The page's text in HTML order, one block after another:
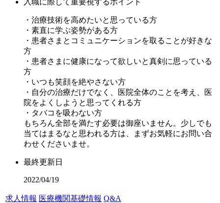
・治療技術を高めたいと思っている方
・素直に学ぶ姿勢がある方
・患者さまとコミュニケーションを取ることが好きな
方
・患者さまに健康になって欲しいと真剣に思っている
方
・いつも笑顔を絶やさない方
・自分の治療だけでなく、医院全体のことを考え、医
院をよくしようと思ってくれる方
・タバコを吸わない方
もちろん全部を満たす必要は御座いません。少しでも
当てはまるなと思われる方は、まずお気軽にお問い合
わせくださいませ。
最終更新日
2022/04/19
求人情報 医療機関基礎情報 Q&A